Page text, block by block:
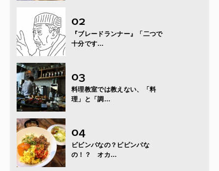
『ブレードランナー』「二つで
十分です…
料理教室では教えない、「料
理」と「調…
ビビンパなの？ピピンパな
の！？ オカ…